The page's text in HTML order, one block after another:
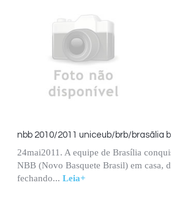
nbb 2010/2011 uniceub/brb/brasãlia
24mai2011. A equipe de Brasília
NBB (Novo Basquete Brasil) em casa,
fechando... Leia+